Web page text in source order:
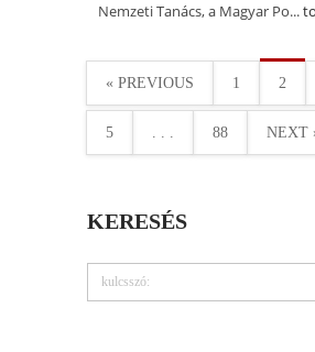
Nemzeti Tanács, a Magyar Po...
« PREVIOUS 1 2
5 . . . 88 NEXT
KERESÉS